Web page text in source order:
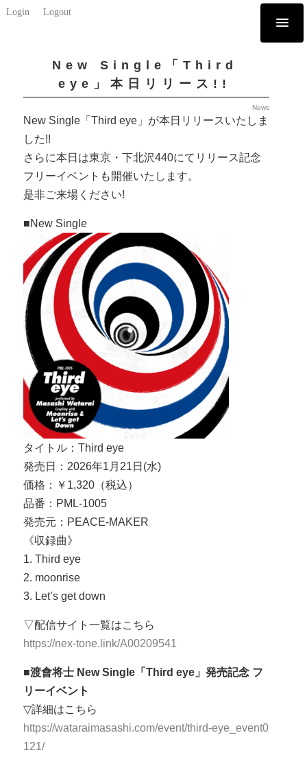
Login Logout
New Single「Third
eye」本日リリース!!
News
New Single「Third eye」が本日リリースいたしま
した!!
さらに本日は東京・下北沢440にてリリース記念
フリーイベントも開催いたします。
是非ご来場ください!
■New Single
タイトル：Third eye
発売日：2026年1月21日(水)
価格：￥1,320（税込）
品番：PML-1005
発売元：PEACE-MAKER
《収録曲》
1. Third eye
2. moonrise
3. Let’s get down
▽配信サイト一覧はこちら
https://nex-tone.link/A00209541
■渡會将士 New Single「Third eye」発売記念 フ
リーイベント
▽詳細はこちら
https://wataraimasashi.com/event/third-eye_event0
121/